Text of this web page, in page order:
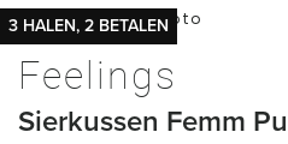
Ga
naar
het
einde
de
Ga
naar
het
van
3 HALEN, 2 BETALEN
Feelings
Sierkussen Femm